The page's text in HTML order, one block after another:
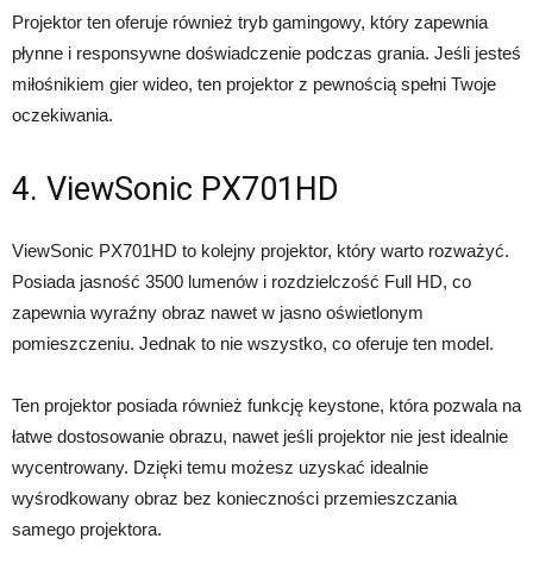
Projektor ten oferuje również tryb gamingowy, który zapewnia
płynne i responsywne doświadczenie podczas grania. Jeśli jesteś
miłośnikiem gier wideo, ten projektor z pewnością spełni Twoje
oczekiwania.
4. ViewSonic PX701HD
ViewSonic PX701HD to kolejny projektor, który warto rozważyć.
Posiada jasność 3500 lumenów i rozdzielczość Full HD, co
zapewnia wyraźny obraz nawet w jasno oświetlonym
pomieszczeniu. Jednak to nie wszystko, co oferuje ten model.
Ten projektor posiada również funkcję keystone, która pozwala na
łatwe dostosowanie obrazu, nawet jeśli projektor nie jest idealnie
wycentrowany. Dzięki temu możesz uzyskać idealnie
wyśrodkowany obraz bez konieczności przemieszczania
samego projektora.